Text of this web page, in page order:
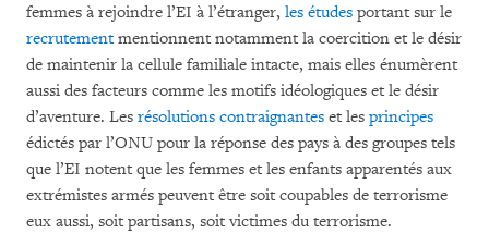
femmes à rejoindre l’EI à l’étranger, les études portant sur le
recrutementmentionnent notamment la coercition et le désir
de maintenir la cellule familiale intacte, mais elles énumèrent
aussi des facteurs comme les motifs idéologiques et le désir
d’aventure. Les résolutions contraignantes et les principes
édictés par l’ONU pour la réponse des pays à des groupes tels
que l’EI notent que les femmes et les enfants apparentés aux
extrémistes armés peuvent être soit coupables de terrorisme
eux aussi, soit partisans, soit victimes du terrorisme.